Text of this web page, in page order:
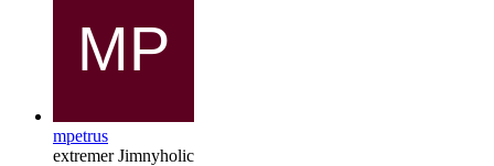
mpetrus
extremer Jimnyholic